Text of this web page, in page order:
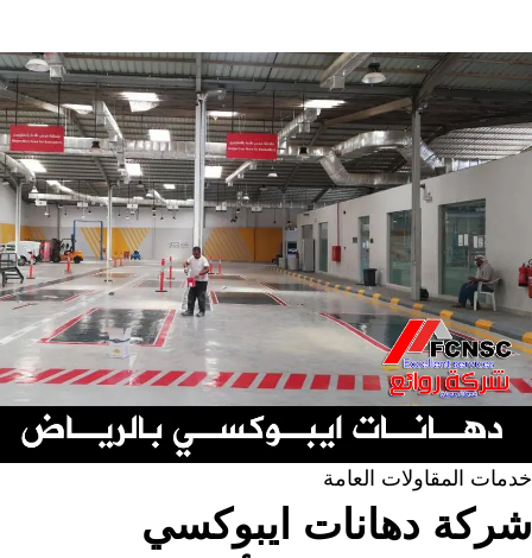
خدمات المقاولات العامة
شركة دهانات ايبوكسي